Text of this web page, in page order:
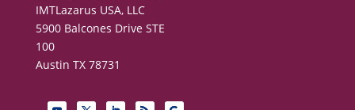
IMTLazarus USA, LLC
5900 Balcones Drive STE
100
Austin TX 78731